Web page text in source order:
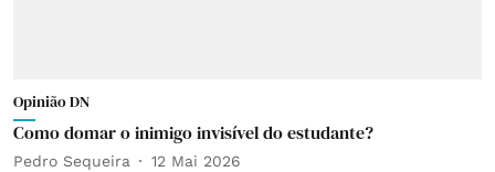
Opinião DN
Como domar o inimigo invisível do estudante?
Pedro Sequeira 12 Mai 2026